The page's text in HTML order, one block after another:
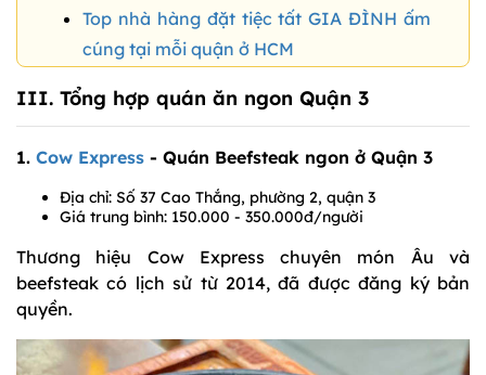
Top nhà hàng đặt tiệc tất GIA ĐÌNH ấm
cúng tại mỗi quận ở HCM
III. Tổng hợp quán ăn ngon Quận 3
1. Cow Express - Quán Beefsteak ngon ở Quận 3
Địa chỉ: Số 37 Cao Thắng, phường 2, quận 3
Giá trung bình: 150.000 - 350.000đ/người
Thương hiệu Cow Express chuyên món Âu và
beefsteak có lịch sử từ 2014, đã được đăng ký bản
quyền.